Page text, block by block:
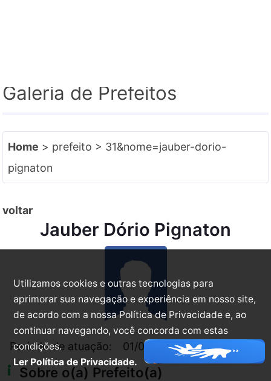
Utilizamos cookies e outras tecnologias para
aprimorar sua navegação e experiência em nosso site,
de acordo com a nossa Política de Privacidade e, ao
continuar navegando, você concorda com estas
condições.
Ler Política de Privacidade.
Galeria de Prefeitos
Home > prefeito > 31&nome=jauber-dorio-
pignaton
voltar
Jauber Dório Pignaton
Período de atuação: 01/01/2005arrow_right_alt31/12/2008
info_i Sobre o(a) Prefeito(a)